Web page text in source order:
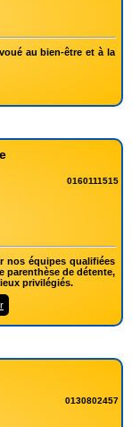
au bien-être et à la
0160111515
nos équipes qualifiées
parenthèse de détente,
privilégiés.
0130802457